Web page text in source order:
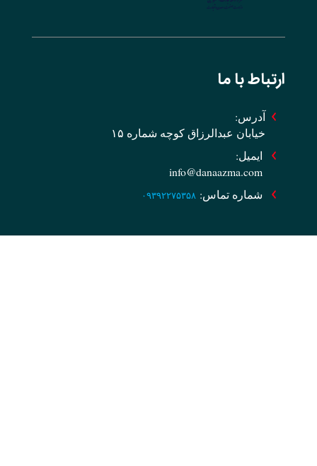
ارتباط با ما
آدرس:
خیابان عبدالرزاق کوچه شماره ۱۵
ایمیل:
info@danaazma.com
شماره تماس: ۰۹۳۹۲۲۷۵۳۵۸